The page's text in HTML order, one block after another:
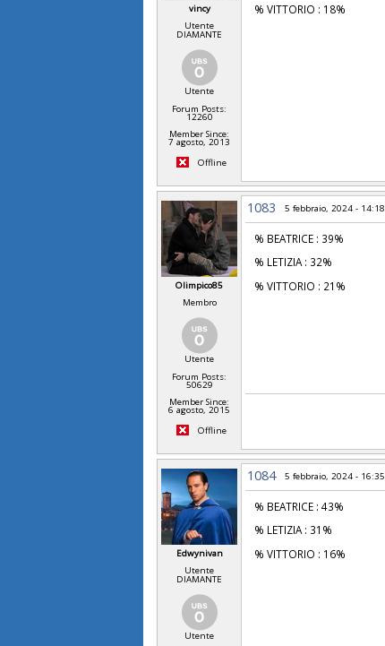
vincy
Utente
DIAMANTE
Utente
Forum Posts:
12260
Member Since:
7 agosto, 2013
Offline
% VITTORIO : 18%
Olimpico85
Membro
Utente
Forum Posts:
50629
Member Since:
6 agosto, 2015
Offline
1083 5 febbraio, 2024 - 14:18
% BEATRICE : 39%
% LETIZIA : 32%
% VITTORIO : 21%
Edwynivan
Utente
DIAMANTE
Utente
1084 5 febbraio, 2024 - 16:35
% BEATRICE : 43%
% LETIZIA : 31%
% VITTORIO : 16%